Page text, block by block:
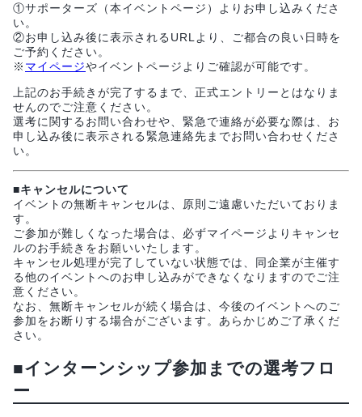
①サポーターズ（本イベントページ）よりお申し込みくださ
い。
②お申し込み後に表示されるURLより、ご都合の良い日時を
ご予約ください。
※ マイページやイベントページよりご確認が可能です。
上記のお手続きが完了するまで、正式エントリーとはなりま
せんのでご注意ください。
選考に関するお問い合わせや、緊急で連絡が必要な際は、お
申し込み後に表示される緊急連絡先までお問い合わせくださ
い。
■キャンセルについて
イベントの無断キャンセルは、原則ご遠慮いただいておりま
す。
ご参加が難しくなった場合は、必ずマイページよりキャンセ
ルのお手続きをお願いいたします。
キャンセル処理が完了していない状態では、同企業が主催す
る他のイベントへのお申し込みができなくなりますのでご注
意ください。
なお、無断キャンセルが続く場合は、今後のイベントへのご
参加をお断りする場合がございます。あらかじめご了承くだ
さい。
■インターンシップ参加までの選考フロ
ー